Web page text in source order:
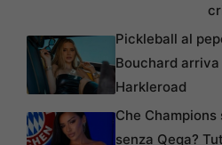
Pickleball al
Bouchard arriva
Harkleroad
Che Champions
senza Qeqa?